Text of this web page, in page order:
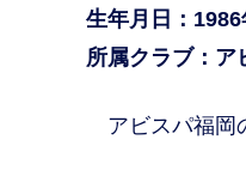
生年月日：1986
所属クラブ：ア
アビスパ福岡